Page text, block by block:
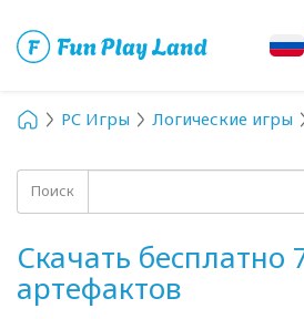
PC Игры Логические игры
Поиск
Скачать бесплатно
артефактов